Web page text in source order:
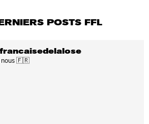
POSTS FFL
nous 🇫🇷